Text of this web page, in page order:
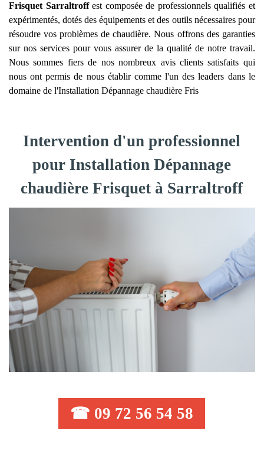
Frisquet Sarraltroffest composée de professionnels qualifiés et
expérimentés, dotés des équipements et des outils nécessaires pour
résoudre vos problèmes de chaudière. Nous offrons des garanties
sur nos services pour vous assurer de la qualité de notre travail.
Nous sommes fiers de nos nombreux avis clients satisfaits qui
nous ont permis de nous établir comme l'un des leaders dans le
domaine de l'Installation Dépannage chaudière Fris
Intervention d'un professionnel
pour Installation Dépannage
chaudière Frisquet à Sarraltroff
☎ 09 72 56 54 58